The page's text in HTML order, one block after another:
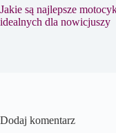
Jakie są najlepsze
idealnych dla nowicjuszy
Dodaj komentarz